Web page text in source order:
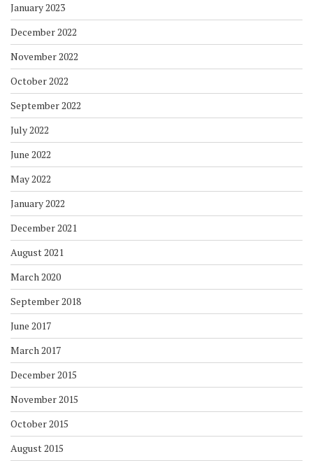
January 2023
December 2022
November 2022
October 2022
September 2022
July 2022
June 2022
May 2022
January 2022
December 2021
August 2021
March 2020
September 2018
June 2017
March 2017
December 2015
November 2015
October 2015
August 2015